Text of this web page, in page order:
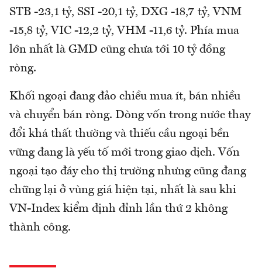
STB -23,1 tỷ, SSI -20,1 tỷ, DXG -18,7 tỷ, VNM
-15,8 tỷ, VIC -12,2 tỷ, VHM -11,6 tỷ. Phía mua
lớn nhất là GMD cũng chưa tới 10 tỷ đồng
ròng.
Khối ngoại đang đảo chiều mua ít, bán nhiều
và chuyển bán ròng. Dòng vốn trong nước thay
đổi khá thất thường và thiếu cầu ngoại bền
vững đang là yếu tố mới trong giao dịch. Vốn
ngoại tạo đáy cho thị trường nhưng cũng đang
chững lại ở vùng giá hiện tại, nhất là sau khi
VN-Index kiểm định đỉnh lần thứ 2 không
thành công.